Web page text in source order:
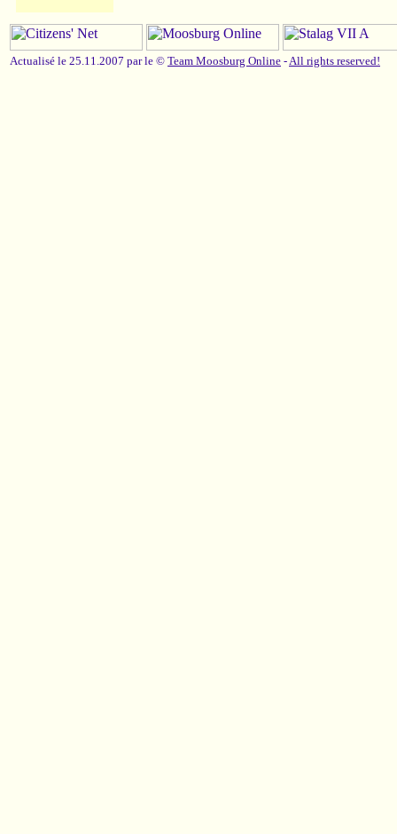
Actualisé le 25.11.2007 par le © Team Moosburg Online -All rights reserved!